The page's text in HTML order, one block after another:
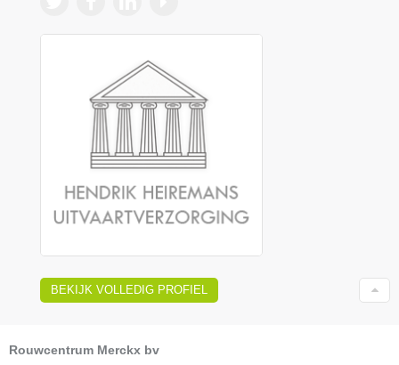
BEKIJK VOLLEDIG PROFIEL
Rouwcentrum Merckx bv